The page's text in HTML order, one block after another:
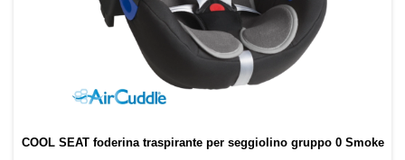
COOL SEAT foderina traspirante per seggiolino gruppo 0 Smoke